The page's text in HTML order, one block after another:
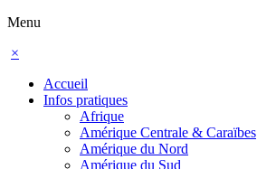
Menu
×
Accueil
Infos pratiques
Afrique
Amérique Centrale & Caraïbes
Amérique du Nord
Amérique du Sud